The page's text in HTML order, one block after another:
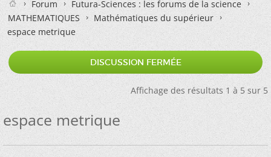
Forum
Futura-Sciences : les forums de la science
MATHEMATIQUES
Mathématiques du supérieur
espace metrique
DISCUSSION FERMÉE
Affichage des résultats 1 à 5 sur 5
espace metrique